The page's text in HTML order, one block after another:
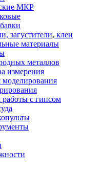
МКР
загустители, клеи
материалы
металлов
измерения
с гипсом